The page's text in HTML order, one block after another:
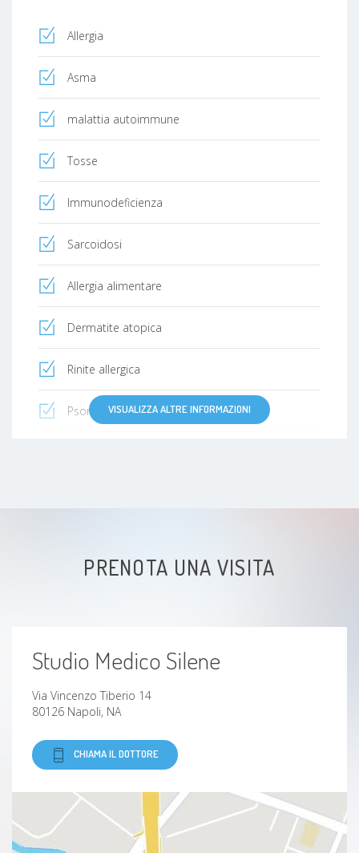
Allergia
Asma
malattia autoimmune
Tosse
Immunodeficienza
Sarcoidosi
Allergia alimentare
Dermatite atopica
Rinite allergica
Psoriasi
Sinusite
Eosinofilia
Polimialgia reumatica
Artrite
Fenomeno di raynaud
VISUALIZZA ALTRE INFORMAZIONI
PRENOTA UNA VISITA
Studio Medico Silene
Via Vincenzo Tiberio 14
80126 Napoli, NA
CHIAMA IL DOTTORE